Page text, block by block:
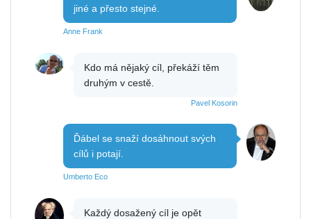
jiné a přesto stejné.
Anne Frank
Kdo má nějaký cíl, překáží těm
druhým v cestě.
Pavel Kosorin
Ďábel se snaží dosáhnout svých
cílů i potají.
Umberto Eco
Každý dosažený cíl je opět